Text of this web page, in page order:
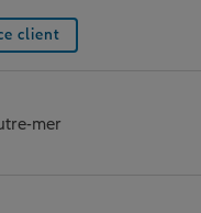
client
mer